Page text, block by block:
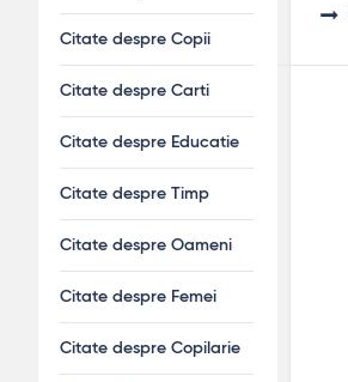
Citate despre Copii
Citate despre Carti
Citate despre Educatie
Citate despre Timp
Citate despre Oameni
Citate despre Femei
Citate despre Copilarie